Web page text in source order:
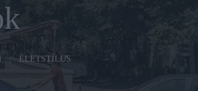
ÉLETSTÍLUS